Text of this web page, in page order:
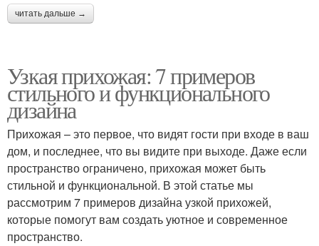
читать дальше →
Узкая прихожая: 7 примеров
стильного и функционального
дизайна
Прихожая – это первое, что видят гости при входе в ваш
дом, и последнее, что вы видите при выходе. Даже если
пространство ограничено, прихожая может быть
стильной и функциональной. В этой статье мы
рассмотрим 7 примеров дизайна узкой прихожей,
которые помогут вам создать уютное и современное
пространство.